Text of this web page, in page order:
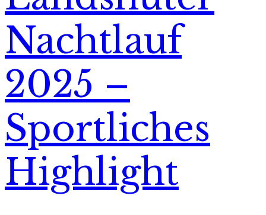
Nachtlauf
2025 –
Sportliches
Highlight